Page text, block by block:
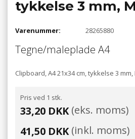
tykkelse 3 mm,
Varenummer: 28265880
Tegne/maleplade A4
Clipboard, A4 21x34 cm, tykkelse 3 mm,
Pris ved 1 stk.
33,20 DKK(eks. moms)
41,50 DKK(inkl. moms)